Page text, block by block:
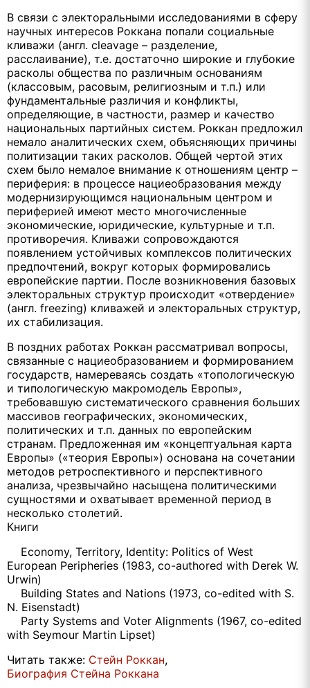
В связи с электоральными исследованиями в сферу
научных интересов Роккана попали социальные
кливажи (англ. cleavage – разделение,
расслаивание), т.е. достаточно широкие и глубокие
расколы общества по различным основаниям
(классовым, расовым, религиозным и т.п.) или
фундаментальные различия и конфликты,
определяющие, в частности, размер и качество
национальных партийных систем. Роккан предложил
немало аналитических схем, объясняющих причины
политизации таких расколов. Общей чертой этих
схем было немалое внимание к отношениям центр –
периферия: в процессе нациеобразования между
модернизирующимся национальным центром и
периферией имеют место многочисленные
экономические, юридические, культурные и т.п.
противоречия. Кливажи сопровождаются
появлением устойчивых комплексов политических
предпочтений, вокруг которых формировались
европейские партии. После возникновения базовых
электоральных структур происходит «отвердение»
(англ. freezing) кливажей и электоральных структур,
их стабилизация.
В поздних работах Роккан рассматривал вопросы,
связанные с нациеобразованием и формированием
государств, намереваясь создать «топологическую
и типологическую макромодель Европы»,
требовавшую систематического сравнения больших
массивов географических, экономических,
политических и т.п. данных по европейским
странам. Предложенная им «концептуальная карта
Европы» («теория Европы») основана на сочетании
методов ретроспективного и перспективного
анализа, чрезвычайно насыщена политическими
сущностями и охватывает временной период в
несколько столетий.
Книги
Economy, Territory, Identity: Politics of West
European Peripheries (1983, co-authored with Derek W.
Urwin)
Building States and Nations (1973, co-edited with S.
N. Eisenstadt)
Party Systems and Voter Alignments (1967, co-edited
with Seymour Martin Lipset)
Читать также: Стейн Роккан,
Биография Стейна Роккана